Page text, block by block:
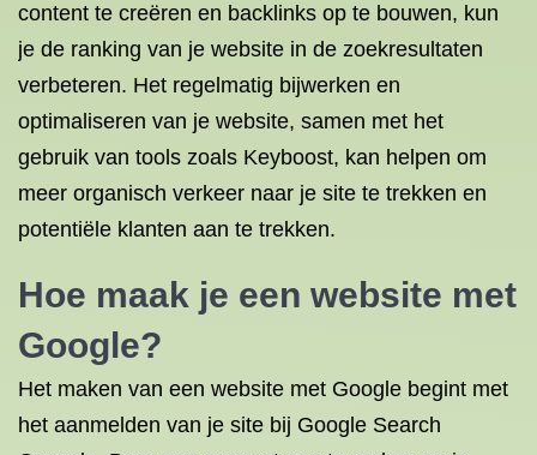
content te creëren en backlinks op te bouwen, kun
je de ranking van je website in de zoekresultaten
verbeteren. Het regelmatig bijwerken en
optimaliseren van je website, samen met het
gebruik van tools zoals Keyboost, kan helpen om
meer organisch verkeer naar je site te trekken en
potentiële klanten aan te trekken.
Hoe maak je een website met
Google?
Het maken van een website met Google begint met
het aanmelden van je site bij Google Search